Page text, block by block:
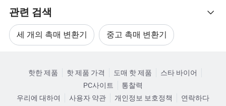
1.100% 브랜드 신규
2.컴퓨터 만도렐을 사용한 고품질 스테인리스 스틸로 제작
- 굽힘 대상 강도 및 내구성
압력 및 에 대한 저항성을 위해 용접된 CNC 기계 플랜지 부
제품 소개 및 작동 원칙 촉매변환기는 내부 연소 엔진에서
관련 검색
세 개의 촉매 변환기 중고 촉매 변환기
촉매 변환기에서의 촉매
핫한 제품 핫 제품 가격 도매 핫 제품
스타 바이어
PC사이트
통찰력
우리에 대하여
사용자 약관 개인정보 보호정책 연락하다